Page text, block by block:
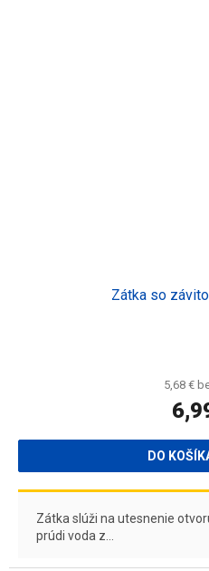
Zátka so
5,68 €
DO
Zátka slúži na utesnenie
prúdi voda z...